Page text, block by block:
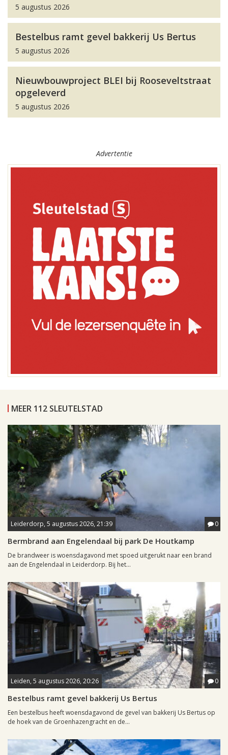
5 augustus 2026
Bestelbus ramt gevel bakkerij Us Bertus
5 augustus 2026
Nieuwbouwproject BLEI bij Rooseveltstraat
opgeleverd
5 augustus 2026
Advertentie
MEER 112 SLEUTELSTAD
Leiderdorp, 5 augustus 2026, 21:39 0
Bermbrand aan Engelendaal bij park De Houtkamp
De brandweer is woensdagavond met spoed uitgerukt naar een brand
aan de Engelendaal in Leiderdorp. Bij het...
Leiden, 5 augustus 2026, 20:26 0
Bestelbus ramt gevel bakkerij Us Bertus
Een bestelbus heeft woensdagavond de gevel van bakkerij Us Bertus op
de hoek van de Groenhazengracht en de...